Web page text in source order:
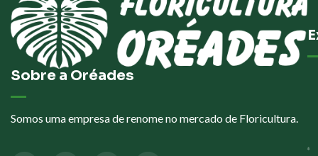
Sobre a Oréades
Somos uma empresa de renome no mercado de Floricultura.